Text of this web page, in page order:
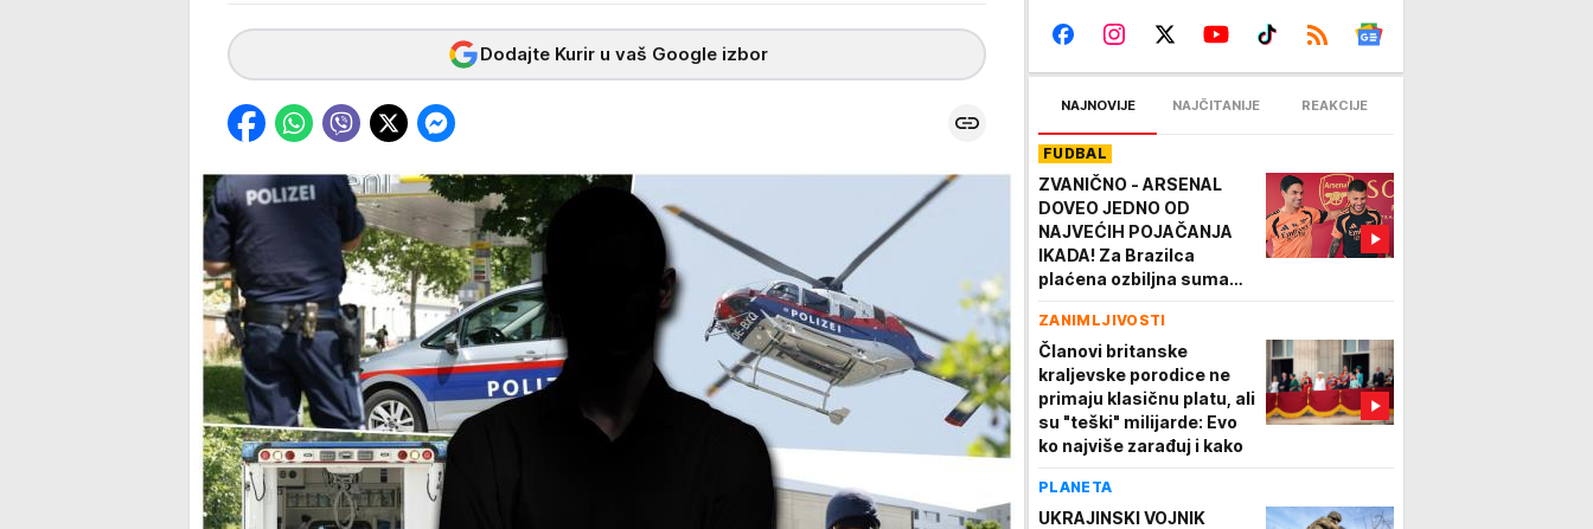
Dodajte Kurir u vaš Google izbor
NAJNOVIJE NAJČITANIJE REAKCIJE
FUDBAL
ZVANIČNO - ARSENAL
DOVEO JEDNO OD
NAJVEĆIH POJAČANJA
IKADA! Za Brazilca
plaćena ozbiljna suma
ZANIMLJIVOSTI
Članovi britanske
kraljevske porodice ne
primaju klasičnu platu, ali
su "teški" milijarde: Evo
ko najviše zarađuj i kako
PLANETA
UKRAJINSKI VOJNIK